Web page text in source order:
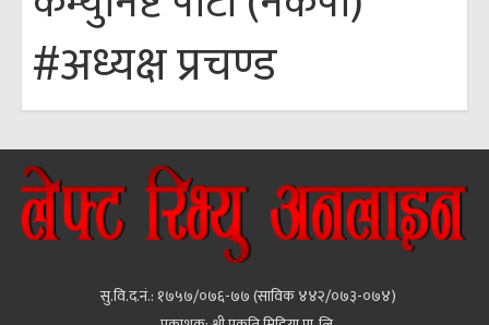
#अध्यक्ष प्रचण्ड
सु.वि.द.नं.: १७५७/०७६-७७ (साविक ४४२/०७३-०७४)